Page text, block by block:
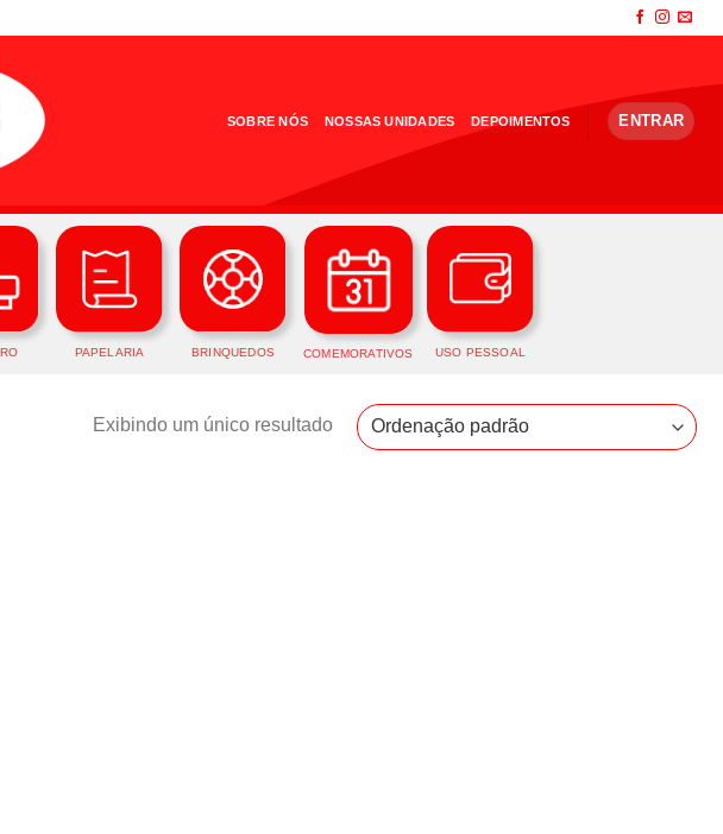
SOBRE NÓS NOSSAS UNIDADES DEPOIMENTOS ENTRAR
PAPELARIA BRINQUEDOS COMEMORATIVOS USO PESSOAL
Exibindo um único resultado